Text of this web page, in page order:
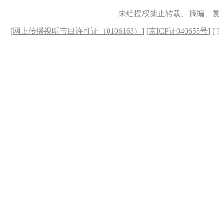
未经授权禁止转载、摘编、
[网上传播视听节目许可证（0106168） ] [京ICP证040655号] [